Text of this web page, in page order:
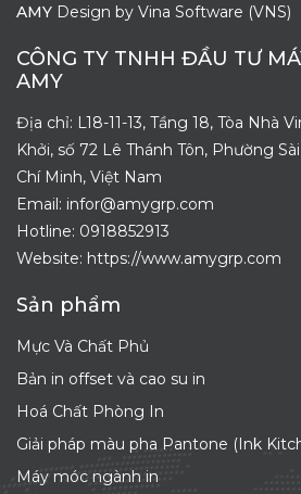
AMY Design by Vina Software (VNS)
CÔNG TY TNHH ĐẦU TƯ
AMY
Địa chỉ: L18-11-13, Tầng 18, Tòa Nhà
Khởi, số 72 Lê Thánh Tôn, Phường
Chí Minh, Việt Nam
Email: infor@amygrp.com
Hotline: 0918852913
Website: https://www.amygrp.com
Sản phẩm
Mực Và Chất Phủ
Bản in offset và cao su in
Hoá Chất Phòng In
Giải pháp màu pha Pantone (Ink
Máy móc ngành in